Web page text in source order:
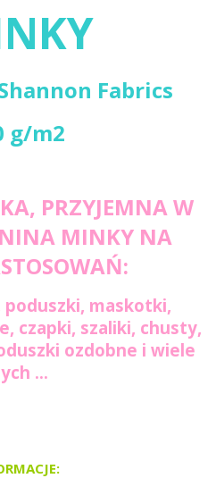
Fabrics
g/m2
PRZYJEMNA W
MINKY NA
poduszki, maskotki,
czapki, szaliki, chusty,
ozdobne i wiele
...